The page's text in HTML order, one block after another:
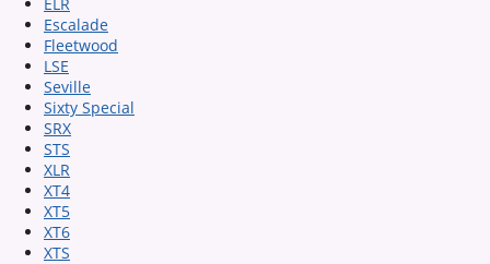
Escalade
Fleetwood
LSE
Seville
Sixty Special
SRX
STS
XLR
XT4
XT5
XT6
XTS